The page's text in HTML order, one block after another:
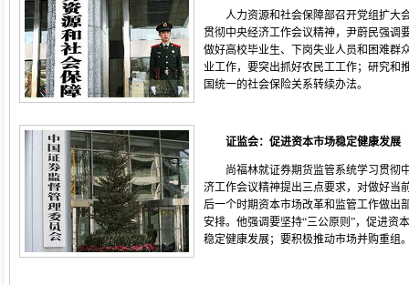
人力资源和社会保障部召开党组扩大
贯彻中央经济工作会议精神，尹蔚民强调
做好高校毕业生、下岗失业人员和困难群
业工作，要突出抓好农民工工作；研究和
国统一的社会保险关系转续办法。
证监会：促进资本市场稳定健康发展
尚福林就证券期货监管系统学习贯彻
济工作会议精神提出三点要求，对做好当
后一个时期资本市场改革和监管工作做出
安排。他强调要坚持“三公原则”，促进资
稳定健康发展；要积极推动市场并购重组